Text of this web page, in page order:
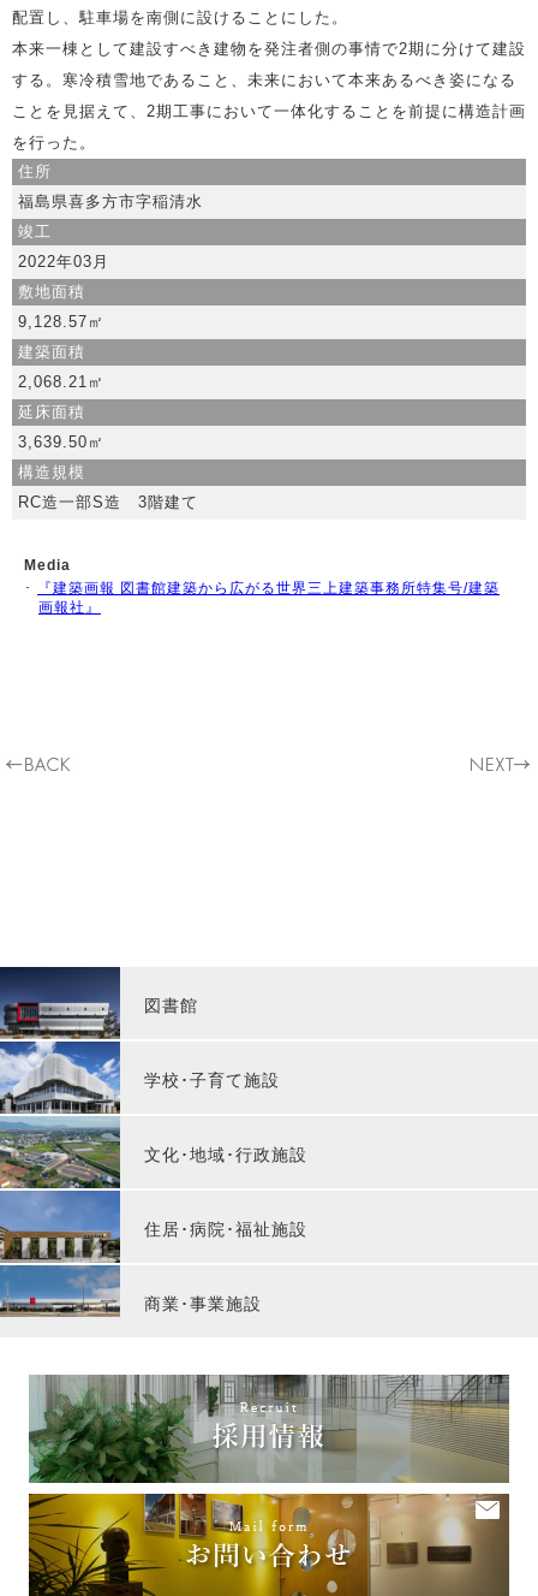
配置し、駐車場を南側に設けることにした。
本来一棟として建設すべき建物を発注者側の事情で2期に分けて建設
する。寒冷積雪地であること、未来において本来あるべき姿になる
ことを見据えて、2期工事において一体化することを前提に構造計画
を行った。
住所
福島県喜多方市字稲清水
竣工
2022年03月
敷地面積
9,128.57㎡
建築面積
2,068.21㎡
延床面積
3,639.50㎡
構造規模
RC造一部S造 3階建て
Media
･
『建築画報 図書館建築から広がる世界三上建築事務所特集号/建築
画報社』
図書館
学校･子育て施設
文化･地域･行政施設
住居･病院･福祉施設
商業･事業施設